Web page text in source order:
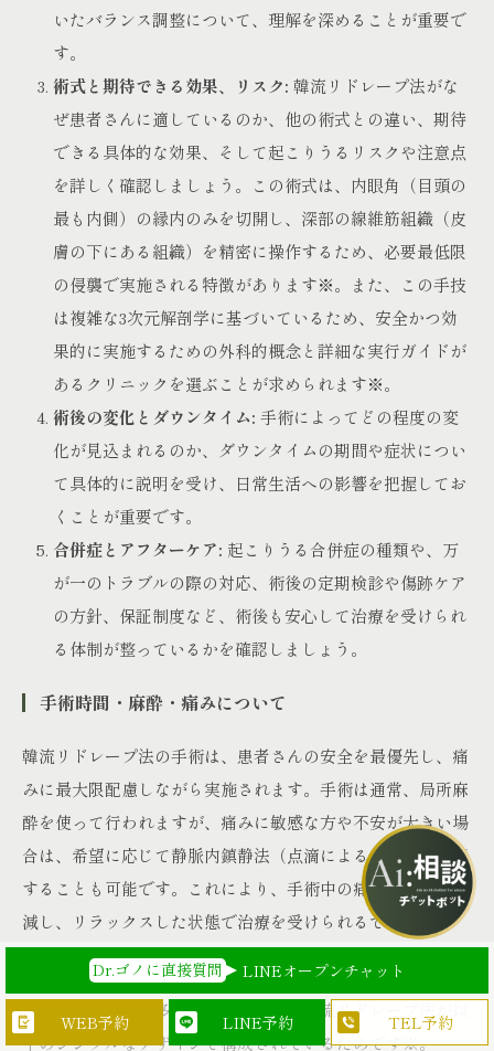
いたバランス調整について、理解を深めることが重要で
す。
術式と期待できる効果、リスク: 韓流リドレープ法がな
ぜ患者さんに適しているのか、他の術式との違い、期待
できる具体的な効果、そして起こりうるリスクや注意点
を詳しく確認しましょう。この術式は、内眼角（目頭の
最も内側）の縁内のみを切開し、深部の線維筋組織（皮
膚の下にある組織）を精密に操作するため、必要最低限
の侵襲で実施される特徴があります※。また、この手技
は複雑な3次元解剖学に基づいているため、安全かつ効
果的に実施するための外科的概念と詳細な実行ガイドが
あるクリニックを選ぶことが求められます※。
術後の変化とダウンタイム: 手術によってどの程度の変
化が見込まれるのか、ダウンタイムの期間や症状につい
て具体的に説明を受け、日常生活への影響を把握してお
くことが重要です。
合併症とアフターケア: 起こりうる合併症の種類や、万
が一のトラブルの際の対応、術後の定期検診や傷跡ケア
の方針、保証制度など、術後も安心して治療を受けられ
る体制が整っているかを確認しましょう。
手術時間・麻酔・痛みについて
韓流リドレープ法の手術は、患者さんの安全を最優先し、痛
みに最大限配慮しながら実施されます。手術は通常、局所麻
酔を使って行われますが、痛みに敏感な方や不安が大きい場
合は、希望に応じて静脈内鎮静法（点滴による麻酔）を併用
することも可能です。これにより、手術中の痛みや不安を軽
減し、リラックスした状態で治療を受けられるでしょう。
手術時間は比較的短く、両目で一般的に30分から1時間程度
で完了することが多いです。これは、韓流リドレープ法が以
下のシンプルなデザインで構成されているためです※。
Dr.ゴノに直接質問 LINEオープンチャット
WEB予約 LINE予約 TEL予約